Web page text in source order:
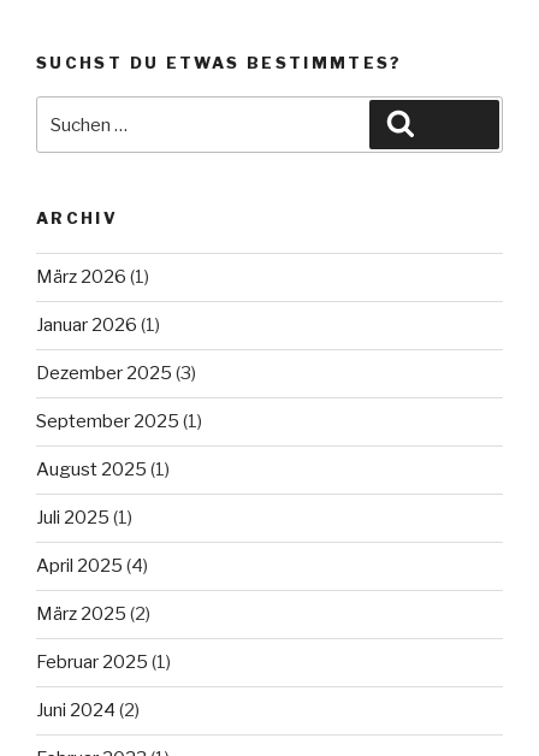
SUCHST DU ETWAS BESTIMMTES?
ARCHIV
März 2026 (1)
Januar 2026 (1)
Dezember 2025 (3)
September 2025 (1)
August 2025 (1)
Juli 2025 (1)
April 2025 (4)
März 2025 (2)
Februar 2025 (1)
Juni 2024 (2)